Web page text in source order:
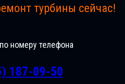
турбины сейчас!
номеру телефона
187-09-50